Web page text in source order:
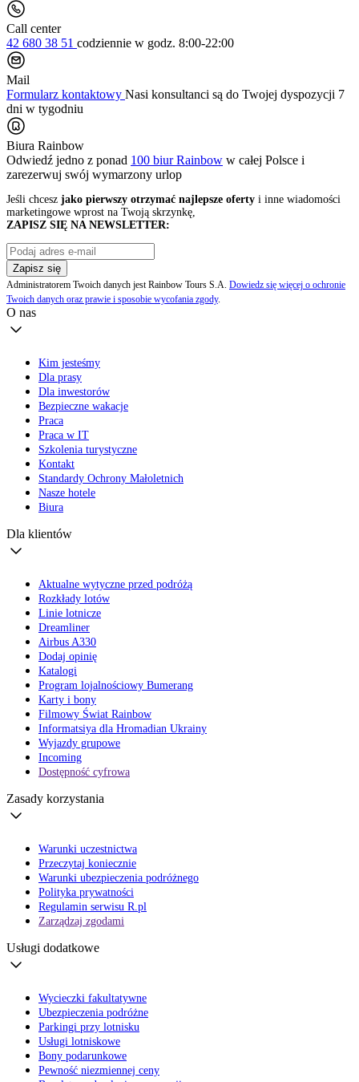
Call center
42 680 38 51 codziennie w godz. 8:00-22:00
Mail
Formularz kontaktowy Nasi konsultanci są do Twojej dyspozycji 7
dni w tygodniu
Biura Rainbow
Odwiedź jedno z ponad 100 biur Rainbow w całej Polsce i
zarezerwuj swój wymarzony urlop
Jeśli chcesz jako pierwszy otrzymać najlepsze oferty i inne wiadomości
marketingowe wprost na Twoją skrzynkę,
ZAPISZ SIĘ NA NEWSLETTER:
Zapisz się
Administratorem Twoich danych jest Rainbow Tours S.A. Dowiedz się więcej o ochronie
Twoich danych oraz prawie i sposobie wycofania zgody.
O nas
Kim jesteśmy
Dla prasy
Dla inwestorów
Bezpieczne wakacje
Praca
Praca w IT
Szkolenia turystyczne
Kontakt
Standardy Ochrony Małoletnich
Nasze hotele
Biura
Dla klientów
Aktualne wytyczne przed podróżą
Rozkłady lotów
Linie lotnicze
Dreamliner
Airbus A330
Dodaj opinię
Katalogi
Program lojalnościowy Bumerang
Karty i bony
Filmowy Świat Rainbow
Informatsiya dla Hromadian Ukrainy
Wyjazdy grupowe
Incoming
Dostępność cyfrowa
Zasady korzystania
Warunki uczestnictwa
Przeczytaj koniecznie
Warunki ubezpieczenia podróżnego
Polityka prywatności
Regulamin serwisu R.pl
Zarządzaj zgodami
Usługi dodatkowe
Wycieczki fakultatywne
Ubezpieczenia podróżne
Parkingi przy lotnisku
Usługi lotniskowe
Bony podarunkowe
Pewność niezmiennej ceny